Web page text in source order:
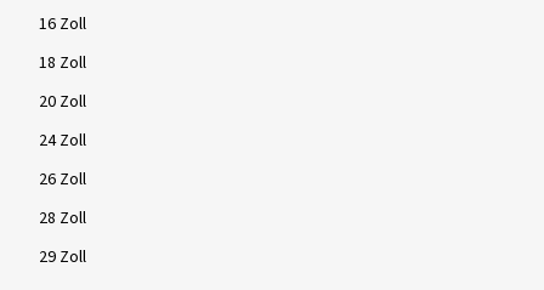
16 Zoll
18 Zoll
20 Zoll
24 Zoll
26 Zoll
28 Zoll
29 Zoll